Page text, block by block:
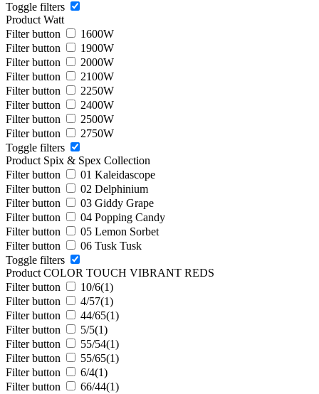
Toggle filters
Product Watt
Filter button
1600W
Filter button
1900W
Filter button
2000W
Filter button
2100W
Filter button
2250W
Filter button
2400W
Filter button
2500W
Filter button
2750W
Toggle filters
Product Spix & Spex Collection
Filter button
01 Kaleidascope
Filter button
02 Delphinium
Filter button
03 Giddy Grape
Filter button
04 Popping Candy
Filter button
05 Lemon Sorbet
Filter button
06 Tusk Tusk
Toggle filters
Product COLOR TOUCH VIBRANT REDS
Filter button
10/6(1)
Filter button
4/57(1)
Filter button
44/65(1)
Filter button
5/5(1)
Filter button
55/54(1)
Filter button
55/65(1)
Filter button
6/4(1)
Filter button
66/44(1)